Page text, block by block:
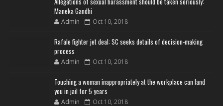
Maneka Gandhi
Admin Oct 10, 2018
Rafale fighter jet deal: SC seeks details of decision-making
process
Admin Oct 10, 2018
Touching a woman inappropriately at the workplace can land
you in jail for 5 years
Admin Oct 10, 2018